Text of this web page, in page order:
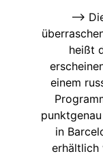
–>
heißt
einem
in
erhältlich